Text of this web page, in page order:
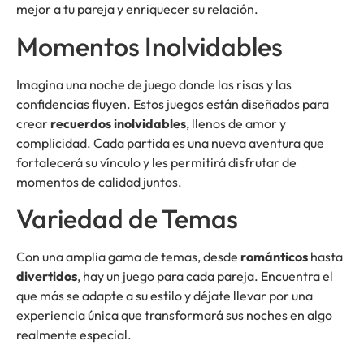
mejor a tu pareja y enriquecer su relación.
Momentos Inolvidables
Imagina una noche de juego donde las risas y las
confidencias fluyen. Estos juegos están diseñados para
crearrecuerdos inolvidables, llenos de amor y
complicidad. Cada partida es una nueva aventura que
fortalecerá su vínculo y les permitirá disfrutar de
momentos de calidad juntos.
Variedad de Temas
Con una amplia gama de temas, desde románticos hasta
divertidos, hay un juego para cada pareja. Encuentra el
que más se adapte a su estilo y déjate llevar por una
experiencia única que transformará sus noches en algo
realmente especial.